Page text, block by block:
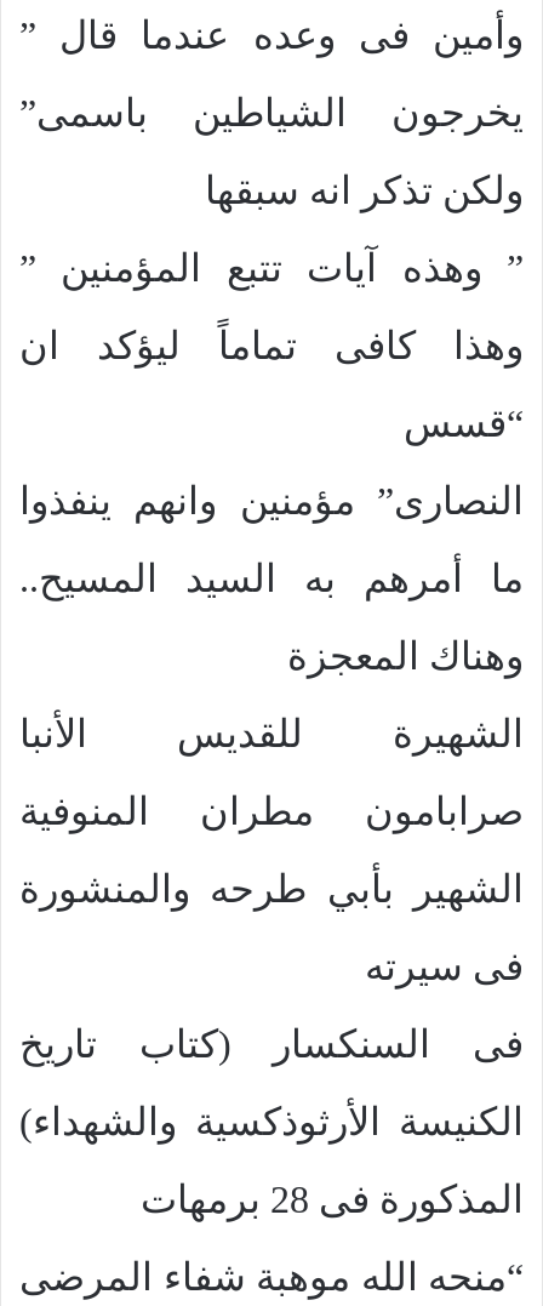
وأمين فى وعده عندما قال ”
يخرجون الشياطين باسمى”
ولكن تذكر انه سبقها
” وهذه آيات تتبع المؤمنين ”
وهذا كافى تماماً ليؤكد ان
“قسس
النصارى” مؤمنين وانهم ينفذوا
ما أمرهم به السيد المسيح..
وهناك المعجزة
الشهيرة للقديس الأنبا
صرابامون مطران المنوفية
الشهير بأبي طرحه والمنشورة
فى سيرته
فى السنكسار (كتاب تاريخ
الكنيسة الأرثوذكسية والشهداء)
المذكورة فى 28 برمهات
“منحه الله موهبة شفاء المرضى